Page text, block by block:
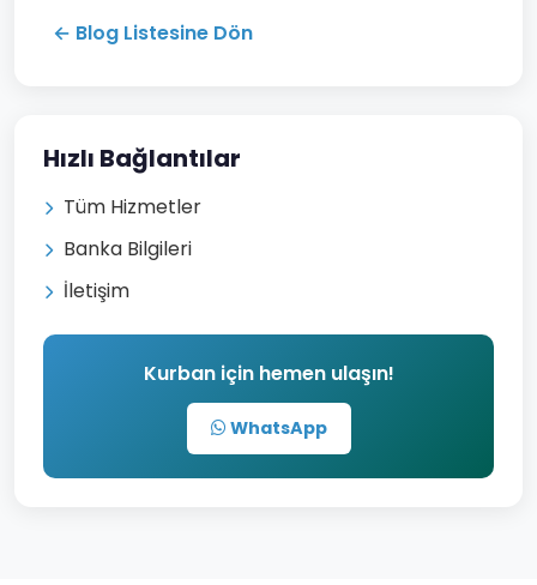
← Blog Listesine Dön
Hızlı Bağlantılar
Tüm Hizmetler
Banka Bilgileri
İletişim
Kurban için hemen ulaşın!
WhatsApp